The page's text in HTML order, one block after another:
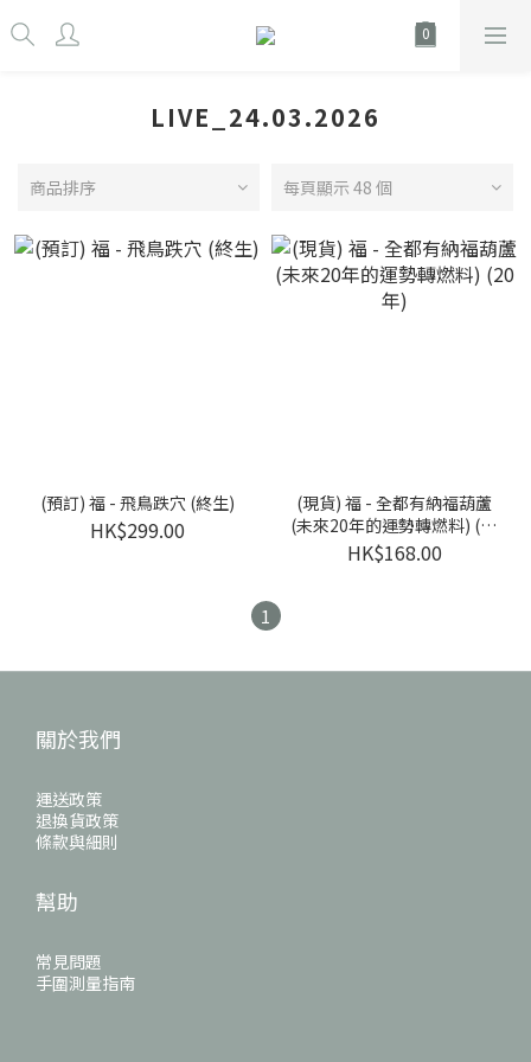
LIVE_24.03.2026
商品排序 每頁顯示 48 個
(預訂) 福 - 飛鳥跌穴 (終生)
HK$299.00
(現貨) 福 - 全都有納福葫蘆
(未來20年的運勢轉燃料) (20
年)
HK$168.00
1
關於我們
運送政策
退換貨政策
條款與細則
幫助
常見問題
手圍測量指南